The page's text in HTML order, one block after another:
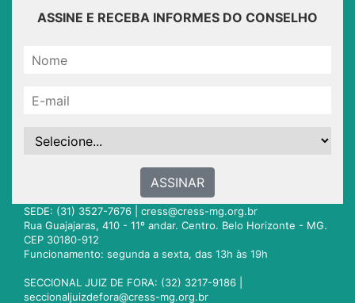
ASSINE E RECEBA INFORMES DO CONSELHO
ASSINAR
SEDE: (31) 3527-7676 | cress@cress-mg.org.br
Rua Guajajaras, 410 - 11º andar. Centro. Belo Horizonte - MG.
CEP 30180-912
Funcionamento: segunda a sexta, das 13h às 19h
SECCIONAL JUIZ DE FORA: (32) 3217-9186 |
seccionaljuizdefora@cress-mg.org.br